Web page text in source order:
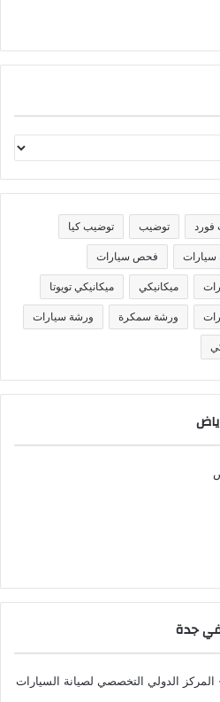
فورد توضيب توضيب كيا
سيارات فحص سيارات
ميكانيكي ميكانيكي تويوتا
ورشة سمكرة ورشة سيارات
في جدة
المركز الدولي التخصصي لصيانة السيارات